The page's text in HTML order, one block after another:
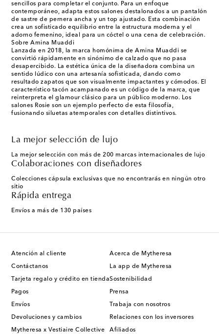
sencillos para completar el conjunto. Para un enfoque
contemporáneo, adapta estos salones destalonados a un pantalón
de sastre de pernera ancha y un top ajustado. Esta combinación
crea un sofisticado equilibrio entre la estructura moderna y el
adorno femenino, ideal para un cóctel o una cena de celebración.
Sobre Amina Muaddi
Lanzada en 2018, la marca homónima de Amina Muaddi se
convirtió rápidamente en sinónimo de calzado que no pasa
desapercibido. La estética única de la diseñadora combina un
sentido lúdico con una artesanía sofisticada, dando como
resultado zapatos que son visualmente impactantes y cómodos. El
característico tacón acampanado es un código de la marca, que
reinterpreta el glamour clásico para un público moderno. Los
salones Rosie son un ejemplo perfecto de esta filosofía,
fusionando siluetas atemporales con detalles distintivos.
La mejor selección de lujo
La mejor selección con más de 200 marcas internacionales de lujo
Colaboraciones con diseñadores
Colecciones cápsula exclusivas que no encontrarás en ningún otro
sitio
Rápida entrega
Envíos a más de 130 países
Atención al cliente
Contáctanos
Tarjeta regalo y crédito en tienda
Pagos
Envíos
Devoluciones y cambios
Mytheresa x Vestiaire Collective
Acerca de Mytheresa
La app de Mytheresa
Sostenibilidad
Prensa
Trabaja con nosotros
Relaciones con los inversores
Afiliados